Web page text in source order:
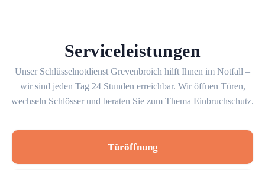
Serviceleistungen
Unser Schlüsselnotdienst Grevenbroich hilft Ihnen im Notfall –
wir sind jeden Tag 24 Stunden erreichbar. Wir öffnen Türen,
wechseln Schlösser und beraten Sie zum Thema Einbruchschutz.
Türöffnung